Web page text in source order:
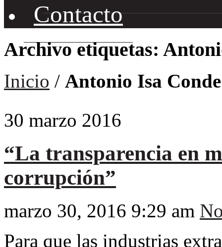
Contacto
Archivo etiquetas:
Inicio / Antonio Isa Conde
30 marzo 2016
“La transparencia en
corrupción”
marzo 30, 2016 9:29 am
Para que las industrias